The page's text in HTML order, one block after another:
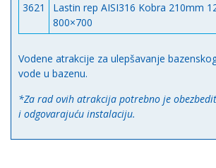
3621
Lastin rep AISI316 Kobra 210mm
800×700
Vodene atrakcije za ulepšavanje
vode u bazenu.
*Za rad ovih atrakcija potrebno je
i odgovarajuću instalaciju.